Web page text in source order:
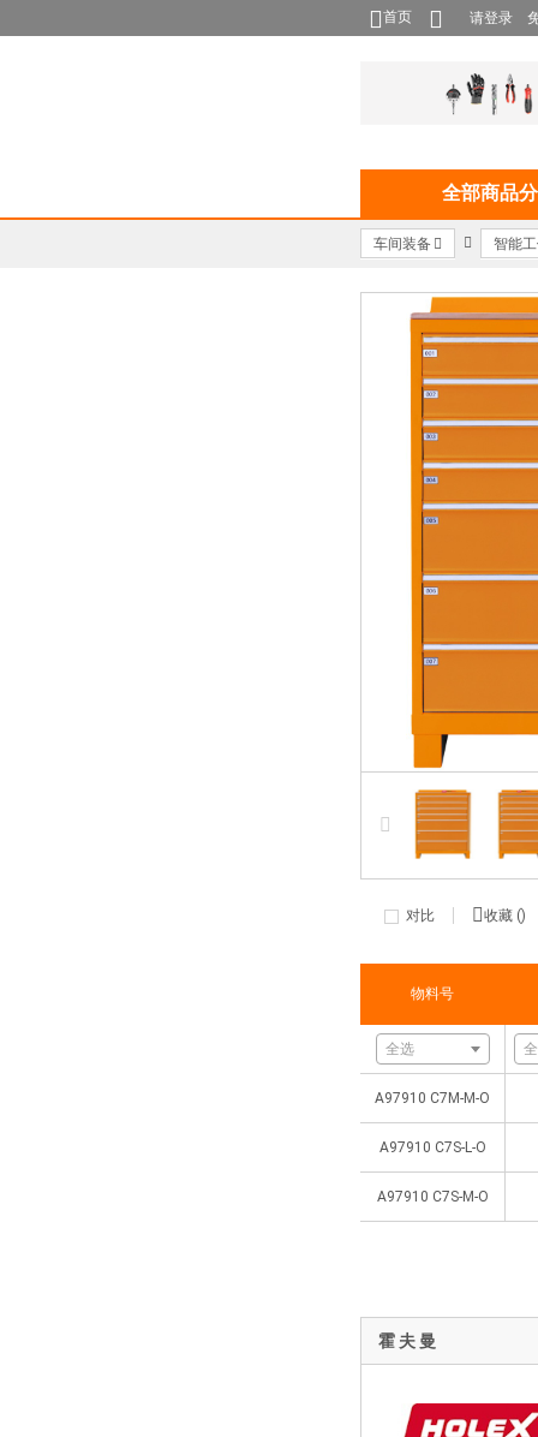
首页 请登录
全部商品
车间装备 智能
对比 收藏 ()
物料号
全选
A97910 C7M-M-O
A97910 C7S-L-O
A97910 C7S-M-O
霍 夫 曼